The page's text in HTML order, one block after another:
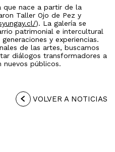
que nace a partir de la
Taller Ojo de Pez y
). La galería se
patrimonial e intercultural
y experiencias.
de las artes, buscamos
diálogos transformadores a
nuevos públicos.
VOLVER A NOTICIAS